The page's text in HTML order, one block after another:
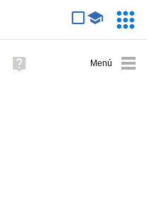
avanzada
Ayuda
(en